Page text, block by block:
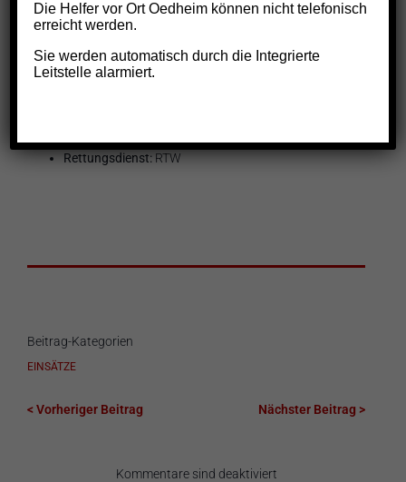
Ole Behrens 21.08.2025 0
Rettungsdienst: RTW
Beitrag-Kategorien
EINSÄTZE
< Vorheriger Beitrag Nächster Beitrag >
Kommentare sind deaktiviert
Die Helfer vor Ort Oedheim können nicht telefonisch
erreichtwerden.
Sie werden automatisch durch die Integrierte
Leitstelle alarmiert.